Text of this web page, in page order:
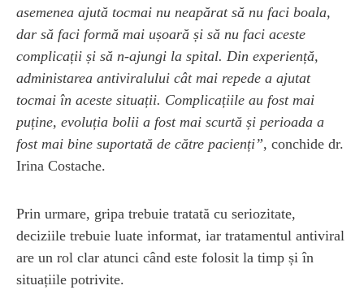
asemenea ajută tocmai nu neapărat să nu faci boala,
dar să faci formă mai ușoară și să nu faci aceste
complicații și să n-ajungi la spital. Din experiență,
administarea antiviralului cât mai repede a ajutat
tocmai în aceste situații. Complicațiile au fost mai
puține, evoluția bolii a fost mai scurtă și perioada a
fost mai bine suportată de către pacienți”, conchide dr.
Irina Costache.
Prin urmare, gripa trebuie tratată cu seriozitate,
deciziile trebuie luate informat, iar tratamentul antiviral
are un rol clar atunci când este folosit la timp și în
situațiile potrivite.